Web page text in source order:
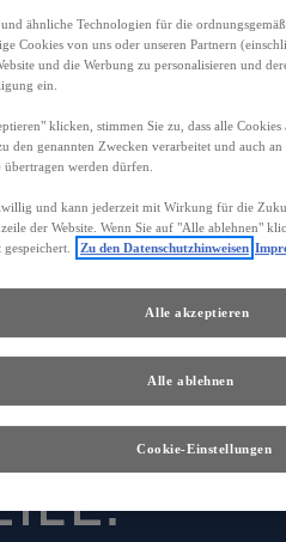
AUSWÄHLEN
Speichern
IHRE
ähnliche Technologien für die
Cookies von uns oder unseren Partnern
und die Werbung zu personalisieren und
ein.
klicken, stimmen Sie zu, dass alle
den genannten Zwecken verarbeitet und auch
werden dürfen.
und kann jederzeit mit Wirkung für die
der Website. Wenn Sie auf "Alle ablehnen"
Zu den Datenschutzhinweisen
Cookie-Einstellungen
Alle ablehnen
Alle akzeptieren